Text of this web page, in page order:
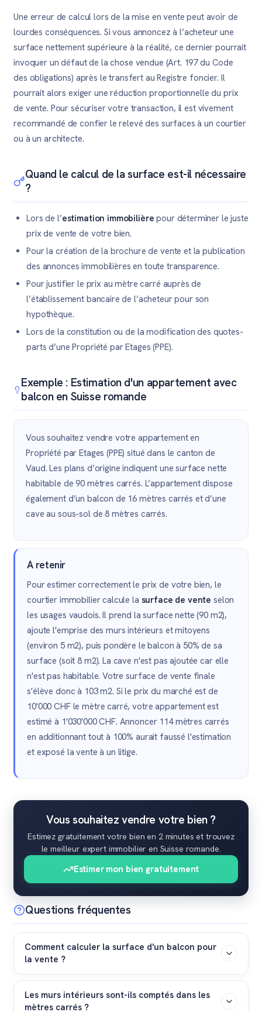
Une erreur de calcul lors de la mise en vente peut avoir de
lourdes conséquences. Si vous annoncez à l’acheteur une
surface nettement supérieure à la réalité, ce dernier pourrait
invoquer un défaut de la chose vendue (Art. 197 du Code
des obligations) après le transfert au Registre foncier. Il
pourrait alors exiger une réduction proportionnelle du prix
de vente. Pour sécuriser votre transaction, il est vivement
recommandé de confier le relevé des surfaces à un courtier
ou à un architecte.
Quand le calcul de la surface est-il nécessaire
?
Lors de l’estimation immobilière pour déterminer le juste
prix de vente de votre bien.
Pour la création de la brochure de vente et la publication
des annonces immobilières en toute transparence.
Pour justifier le prix au mètre carré auprès de
l’établissement bancaire de l’acheteur pour son
hypothèque.
Lors de la constitution ou de la modification des quotes-
parts d’une Propriété par Etages (PPE).
Exemple : Estimation d'un appartement avec
balcon en Suisse romande
Vous souhaitez vendre votre appartement en
Propriété par Etages (PPE) situé dans le canton de
Vaud. Les plans d’origine indiquent une surface nette
habitable de 90 mètres carrés. L’appartement dispose
également d’un balcon de 16 mètres carrés et d’une
cave au sous-sol de 8 mètres carrés.
A retenir
Pour estimer correctement le prix de votre bien, le
courtier immobilier calcule la surface de vente selon
les usages vaudois. Il prend la surface nette (90 m2),
ajoute l'emprise des murs intérieurs et mitoyens
(environ 5 m2), puis pondère le balcon à 50% de sa
surface (soit 8 m2). La cave n'est pas ajoutée car elle
n'est pas habitable. Votre surface de vente finale
s'élève donc à 103 m2. Si le prix du marché est de
10'000 CHF le mètre carré, votre appartement est
estimé à 1'030'000 CHF. Annoncer 114 mètres carrés
en additionnant tout à 100% aurait faussé l'estimation
et exposé la vente à un litige.
Vous souhaitez vendre votre bien ?
Estimez gratuitement votre bien en 2 minutes et trouvez
le meilleur expert immobilier en Suisse romande.
Estimer mon bien gratuitement
Questions fréquentes
Comment calculer la surface d'un balcon pour
la vente ?
Un balcon ouvert n'est pas considéré comme une
surface habitable stricte, mais il valorise le bien. Selon
Les murs intérieurs sont-ils comptés dans les
mètres carrés ?